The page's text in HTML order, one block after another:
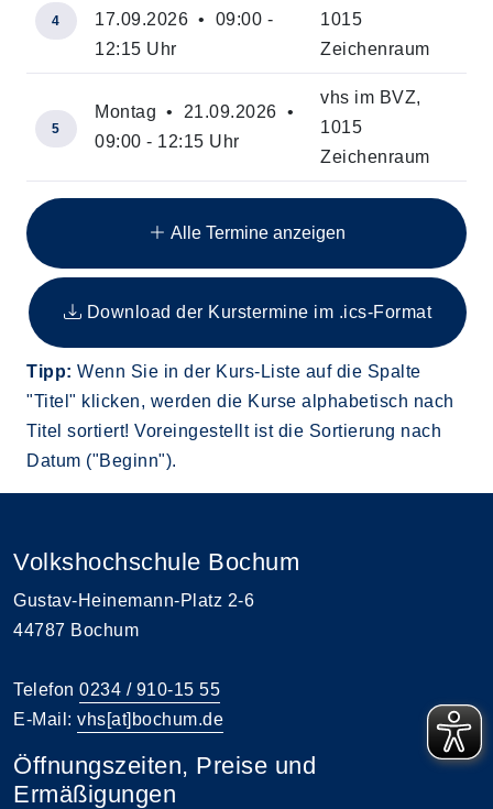
Insgesamt gibt es 25 Termine zum diesen Kurs
4
17.09.2026 • 09:00 -
12:15 Uhr
1015
Zeichenraum
5
Montag • 21.09.2026 •
09:00 - 12:15 Uhr
vhs im BVZ,
1015
Zeichenraum
Alle Termine anzeigen
Download der Kurstermine im .ics-Format
Tipp: Wenn Sie in der Kurs-Liste auf die Spalte
"Titel" klicken, werden die Kurse alphabetisch nach
Titel sortiert! Voreingestellt ist die Sortierung nach
Datum ("Beginn").
Volkshochschule Bochum
Gustav-Heinemann-Platz 2-6
44787 Bochum
Telefon 0234 / 910-15 55
E-Mail: vhs[at]bochum.de
Öffnungszeiten, Preise und
Ermäßigungen